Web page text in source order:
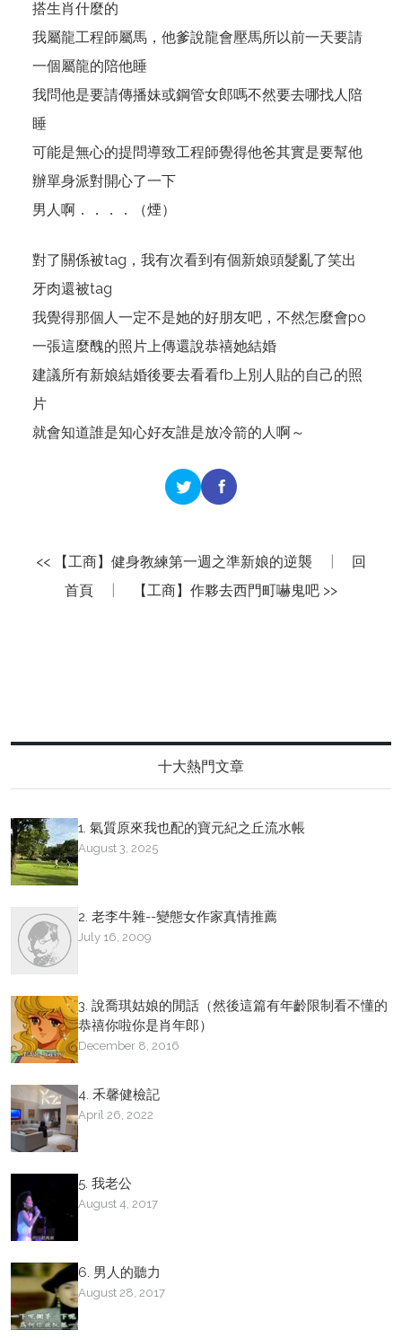
搭生肖什麼的
我屬龍工程師屬馬，他爹說龍會壓馬所以前一天要請
一個屬龍的陪他睡
我問他是要請傳播妹或鋼管女郎嗎不然要去哪找人陪
睡
可能是無心的提問導致工程師覺得他爸其實是要幫他
辦單身派對開心了一下
男人啊．．．．（煙）
對了關係被tag，我有次看到有個新娘頭髮亂了笑出
牙肉還被tag
我覺得那個人一定不是她的好朋友吧，不然怎麼會po
一張這麼醜的照片上傳還說恭禧她結婚
建議所有新娘結婚後要去看看fb上別人貼的自己的照
片
就會知道誰是知心好友誰是放冷箭的人啊～
<< 【工商】健身教練第一週之準新娘的逆襲
回
首頁
【工商】作夥去西門町嚇鬼吧 >>
十大熱門文章
1. 氣質原來我也配的寶元紀之丘流水帳
August 3, 2025
2. 老李牛雜--變態女作家真情推薦
July 16, 2009
3. 說喬琪姑娘的閒話（然後這篇有年齡限制看不懂的
恭禧你啦你是肖年郎）
December 8, 2016
4. 禾馨健檢記
April 26, 2022
5. 我老公
August 4, 2017
6. 男人的聽力
August 28, 2017